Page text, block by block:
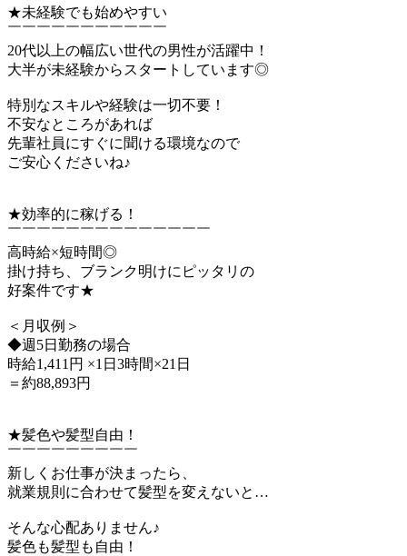
★未経験でも始めやすい
￣￣￣￣￣￣￣￣￣￣￣
20代以上の幅広い世代の男性が活躍中！
大半が未経験からスタートしています◎
特別なスキルや経験は一切不要！
不安なところがあれば
先輩社員にすぐに聞ける環境なので
ご安心くださいね♪
★効率的に稼げる！
￣￣￣￣￣￣￣￣￣￣￣￣￣￣
高時給×短時間◎
掛け持ち、ブランク明けにピッタリの
好案件です★
＜月収例＞
◆週5日勤務の場合
時給1,411円 ×1日3時間×21日
＝約88,893円
★髪色や髪型自由！
￣￣￣￣￣￣￣￣￣
新しくお仕事が決まったら、
就業規則に合わせて髪型を変えないと…
そんな心配ありません♪
髪色も髪型も自由！